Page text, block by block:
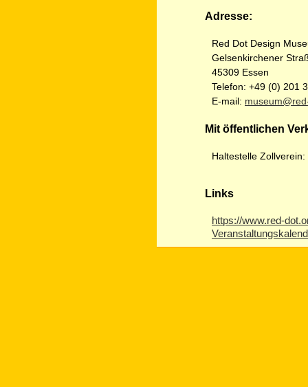
Adresse:
Red Dot Design
Gelsenkirchener
45309 Essen
Telefon: +49 (0) 201
E-mail:
Mit öffentlichen
Haltestelle
Links
https://www.red-